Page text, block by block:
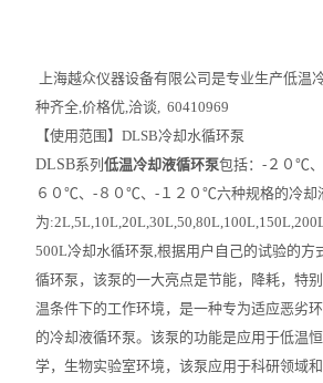
高低温循环一体机
不锈钢高压反应釜
电热套
恒温干燥箱
循环水真空泵
旋片式真空泵/油泵
上海越众仪器设备有限公司是专业生产低温
种齐全,价格优,洽谈, 60410969
【使用范围】DLSB冷却水循环泵
DLSB系列低温冷却液循环泵包括：-２０℃
６０℃、-８０℃、-１２０℃六种规格的冷却
为
500L冷却水循环泵,根据用户自己的试验的方
循环泵，该泵的一大亮点是节能，降耗，特
温条件下的工作环境，是一种专为适应恶劣
的冷却液循环泵。该泵的功能是应用于低温
学，生物实验室环境，该泵应用于科研领域